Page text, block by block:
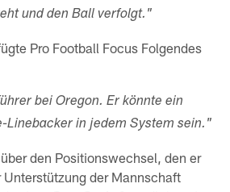
und den Ball verfolgt."
Pro Football Focus Folgendes
bei Oregon. Er könnte ein
Linebacker in jedem System sein."
den Positionswechsel, den er
Unterstützung der Mannschaft